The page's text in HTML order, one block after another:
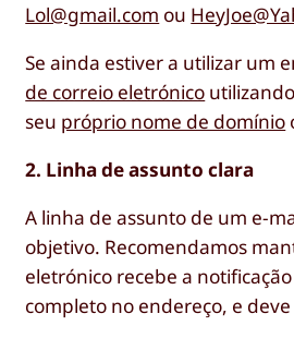
Lol@gmail.com ou
Se ainda estiver a utilizar um
de correio eletrónico
seu próprio nome de domínio
2. Linha de assunto clara
A linha de assunto de um e-
objetivo. Recomendamos
eletrónico recebe a
completo no endereço, e